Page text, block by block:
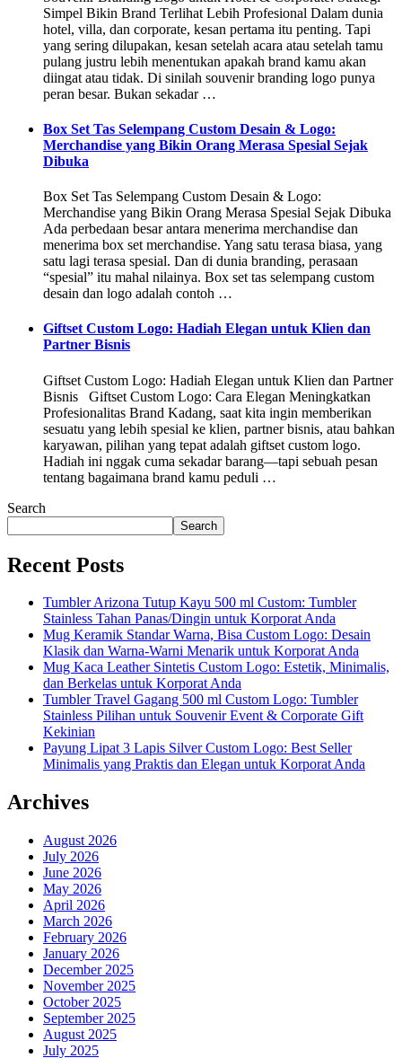
Simpel Bikin Brand Terlihat Lebih Profesional Dalam dunia
hotel, villa, dan corporate, kesan pertama itu penting. Tapi
yang sering dilupakan, kesan setelah acara atau setelah tamu
pulang justru lebih menentukan apakah brand kamu akan
diingat atau tidak. Di sinilah souvenir branding logo punya
peran besar. Bukan sekadar …
Box Set Tas Selempang Custom Desain & Logo:
Merchandise yang Bikin Orang Merasa Spesial Sejak
Dibuka
Box Set Tas Selempang Custom Desain & Logo:
Merchandise yang Bikin Orang Merasa Spesial Sejak Dibuka
Ada perbedaan besar antara menerima merchandise dan
menerima box set merchandise. Yang satu terasa biasa, yang
satu lagi terasa spesial. Dan di dunia branding, perasaan
“spesial” itu mahal nilainya. Box set tas selempang custom
desain dan logo adalah contoh …
Giftset Custom Logo: Hadiah Elegan untuk Klien dan
Partner Bisnis
Giftset Custom Logo: Hadiah Elegan untuk Klien dan Partner
Bisnis Giftset Custom Logo: Cara Elegan Meningkatkan
Profesionalitas Brand Kadang, saat kita ingin memberikan
sesuatu yang lebih spesial ke klien, partner bisnis, atau bahkan
karyawan, pilihan yang tepat adalah giftset custom logo.
Hadiah ini nggak cuma sekadar barang—tapi sebuah pesan
tentang bagaimana brand kamu peduli …
Search
Search
Recent Posts
Tumbler Arizona Tutup Kayu 500 ml Custom: Tumbler
Stainless Tahan Panas/Dingin untuk Korporat Anda
Mug Keramik Standar Warna, Bisa Custom Logo: Desain
Klasik dan Warna-Warni Menarik untuk Korporat Anda
Mug Kaca Leather Sintetis Custom Logo: Estetik, Minimalis,
dan Berkelas untuk Korporat Anda
Tumbler Travel Gagang 500 ml Custom Logo: Tumbler
Stainless Pilihan untuk Souvenir Event & Corporate Gift
Kekinian
Payung Lipat 3 Lapis Silver Custom Logo: Best Seller
Minimalis yang Praktis dan Elegan untuk Korporat Anda
Archives
August 2026
July 2026
June 2026
May 2026
April 2026
March 2026
February 2026
January 2026
December 2025
November 2025
October 2025
September 2025
August 2025
July 2025